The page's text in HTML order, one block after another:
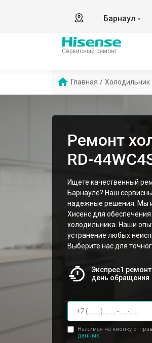
Барнаул ▼
Сервисный ремонт
Главная / Холодильник
Ремонт
RD-
Ищете качественный
Барнауле? Наш
надежные решения. Мы
Хисенс для
холодильника. Наши
устранение любых
Выберите нас для
Экспрес1 ремонт
день обращения
Нажимая на кнопку
данных.